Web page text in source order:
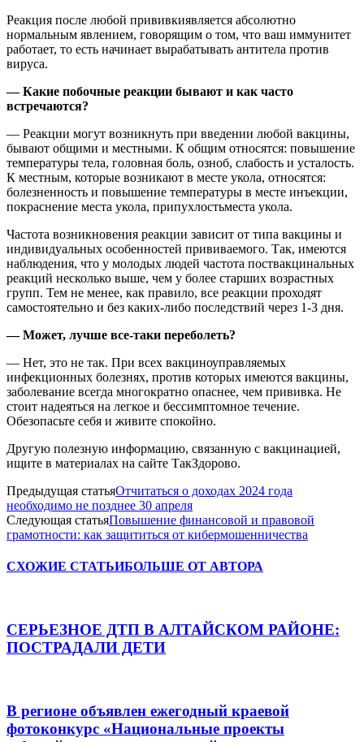
Реакция после любой прививкиявляется абсолютно
нормальным явлением, говорящим о том, что ваш иммунитет
работает, то есть начинает вырабатывать антитела против
вируса.
— Какие побочные реакции бывают и как часто
встречаются?
— Реакции могут возникнуть при введении любой вакцины,
бывают общими и местными. К общим относятся: повышение
температуры тела, головная боль, озноб, слабость и усталость.
К местным, которые возникают в месте укола, относятся:
болезненность и повышение температуры в месте инъекции,
покраснение места укола, припухлостьместа укола.
Частота возникновения реакции зависит от типа вакцины и
индивидуальных особенностей прививаемого. Так, имеются
наблюдения, что у молодых людей частота поствакцинальных
реакций несколько выше, чем у более старших возрастных
групп. Тем не менее, как правило, все реакции проходят
самостоятельно и без каких-либо последствий через 1-3 дня.
— Может, лучше все-таки переболеть?
— Нет, это не так. При всех вакциноуправляемых
инфекционных болезнях, против которых имеются вакцины,
заболевание всегда многократно опаснее, чем прививка. Не
стоит надеяться на легкое и бессимптомное течение.
Обезопасьте себя и живите спокойно.
Другую полезную информацию, связанную с вакцинацией,
ищите в материалах на сайте ТакЗдорово.
Предыдущая статьяОтчитаться о доходах 2024 года
необходимо не позднее 30 апреля
Следующая статьяПовышение финансовой и правовой
грамотности: как защититься от кибермошенничества
СХОЖИЕ СТАТЬИБОЛЬШЕ ОТ АВТОРА
СЕРЬЕЗНОЕ ДТП В АЛТАЙСКОМ РАЙОНЕ:
ПОСТРАДАЛИ ДЕТИ
В регионе объявлен ежегодный краевой
фотоконкурс «Национальные проекты